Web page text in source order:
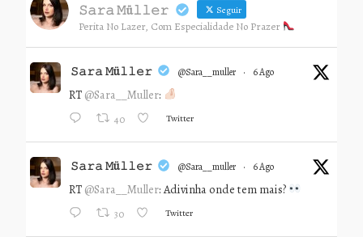
𝚂𝚊𝚛𝚊 𝙼ü𝚕𝚕𝚎𝚛 Seguir
Perita No Lazer, Com Especialidade No Prazer
𝚂𝚊𝚛𝚊 𝙼ü𝚕𝚕𝚎𝚛 @sara__muller · 6 Ago
RT @Sara__Muller:
40 Twitter
𝚂𝚊𝚛𝚊 𝙼ü𝚕𝚕𝚎𝚛 @sara__muller · 6 Ago
RT @Sara__Muller: Adivinha onde tem mais?
30 Twitter